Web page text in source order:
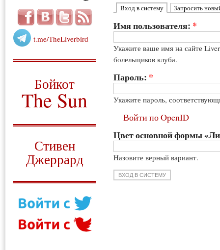
t.me/TheLiverbird
Бойкот
The Sun
Стивен
Джеррард
Вход в систему Запросить
Имя пользователя: *
Укажите ваше имя на сайте
болельщиков клуба.
Пароль: *
Укажите пароль,
Войти по OpenID
Цвет основной формы
Назовите верный вариант.